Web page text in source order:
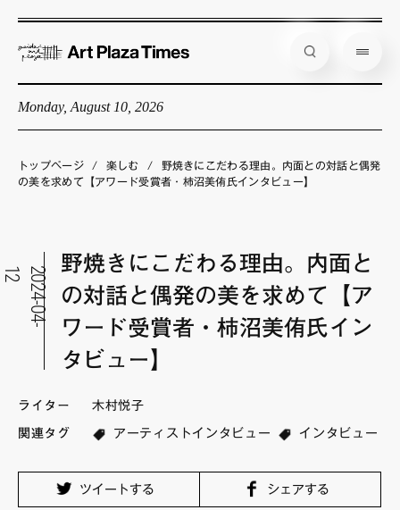
Monday, August 10, 2026
企画展情報
インタビュー
アーティスト
店舗からのお知らせ
公式通販
FAQ・お問い合わせ
トップページ / 楽しむ /
野焼きにこだわる理由。内面との対話と偶発
の美を求めて【アワード受賞者・柿沼美侑氏インタビュー】
2
0
2
4
-
0
4
-
1
2
野焼きにこだわる理由。内面と
の対話と偶発の美を求めて【ア
ワード受賞者・柿沼美侑氏イン
タビュー】
ライター 木村悦子
関連タグ アーティストインタビュー インタビュー
ツイートする シェアする